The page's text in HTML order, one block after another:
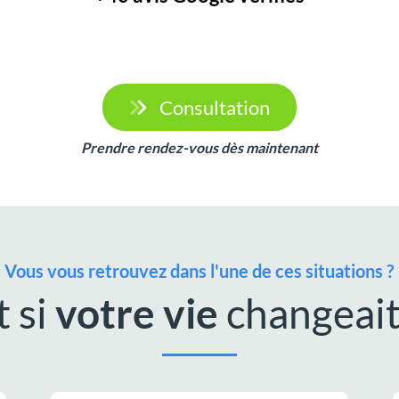
Consultation
Prendre rendez-vous dès maintenant
Vous vous retrouvez dans l'une de ces situations ?
si votre vie